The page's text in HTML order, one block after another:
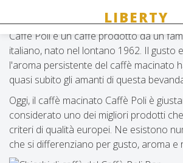
Caffè Poli
Caffè Poli è un caffè prodotto da un
italiano, nato nel lontano 1962. Il gusto
l'aroma persistente del caffè macinato
quasi subito gli amanti di questa
Oggi, il caffè macinato Caffè Poli è
considerato uno dei migliori prodotti
criteri di qualità europei. Ne esistono
che si differenziano per gusto, aroma e